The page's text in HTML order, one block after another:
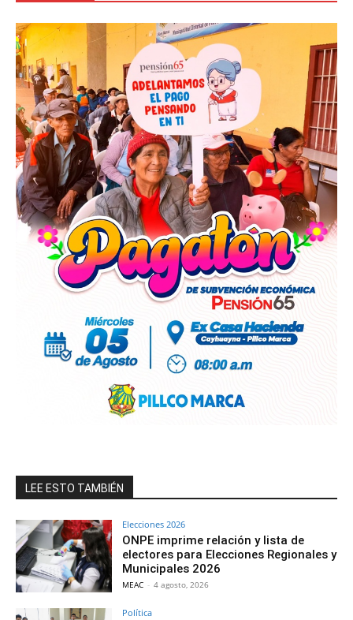
LEE ESTO TAMBIÉN
Elecciones 2026
ONPE imprime relación y lista de
electores para Elecciones Regionales y
Municipales 2026
MEAC - 4 agosto, 2026
Política